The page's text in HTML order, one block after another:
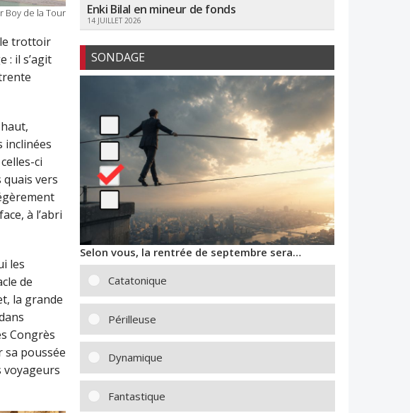
Boy de la Tour
le trottoir
: il s’agit
inclinées
ci
vers
à l’abri
les
de
la grande
Congrès
poussée
voyageurs
Enki Bilal en mineur de fonds
14 JUILLET 2026
SONDAGE
Selon vous, la rentrée de septembre sera…
Catatonique
Périlleuse
Dynamique
Fantastique